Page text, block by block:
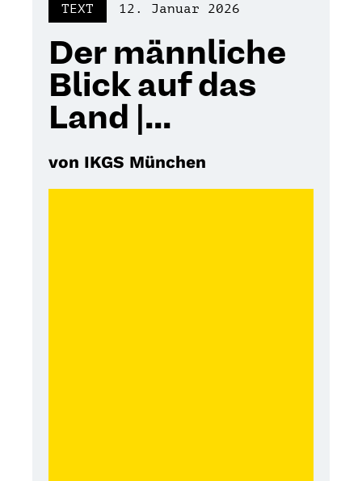
TEXT 12. Januar 2026
Der männliche
Blick auf das
Land |...
von IKGS München